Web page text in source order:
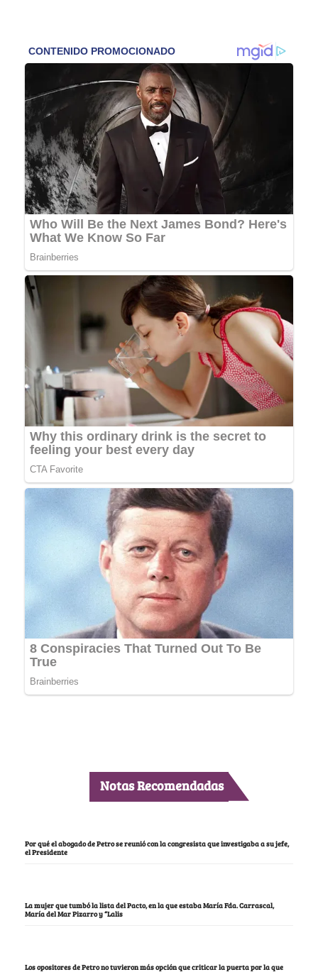
Notas Recomendadas
Por qué el abogado de Petro se reunió con la congresista que investigaba a su jefe,
el Presidente
La mujer que tumbó la lista del Pacto, en la que estaba María Fda. Carrascal,
María del Mar Pizarro y “Lalis
Los opositores de Petro no tuvieron más opción que criticar la puerta por la que